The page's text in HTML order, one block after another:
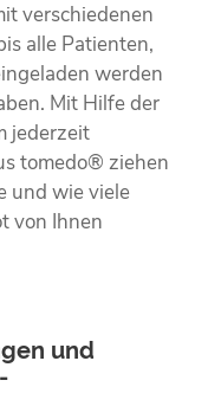
verschiedenen
alle Patienten,
werden
Mit Hilfe der
jederzeit
tomedo® ziehen
und wie viele
von Ihnen
und